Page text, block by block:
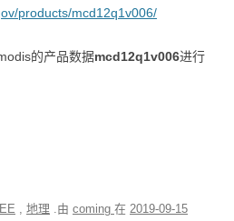
products/mcd12q1v006/
的产品数据mcd12q1v006进行
地理 .由 coming 在 2019-09-15